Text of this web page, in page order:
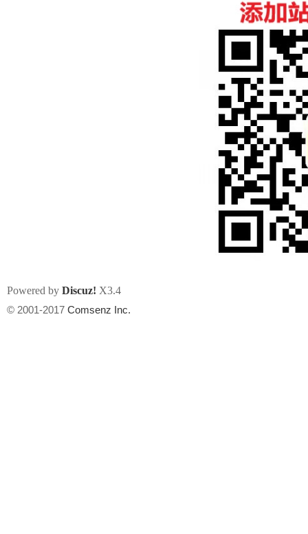
Powered by Discuz! X3.4
© 2001-2017 Comsenz Inc.